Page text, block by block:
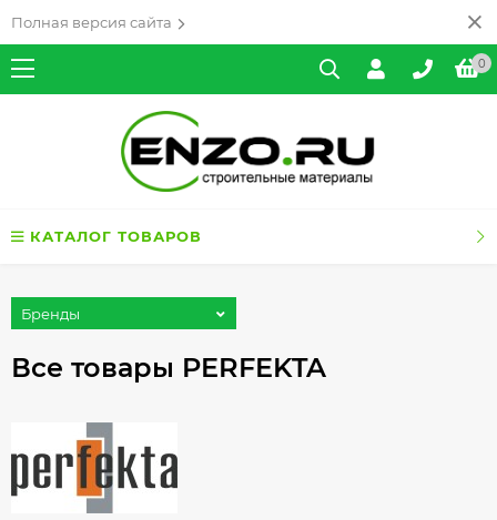
Полная версия сайта
0
КАТАЛОГ ТОВАРОВ
Бренды
Все товары PERFEKTA